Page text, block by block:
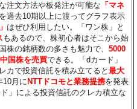
注文方法や板発注が可能な 「マネ
過去10期以上に渡ってグラフ表示
はぜひ利用したい。「ワン株」と
もあるので、株初心者はそこから始
株の銘柄数の多さも魅力で、5000
国株を売買できる。「dカード」
カで投資信託を積み立てると最大
10月に NTTドコモと業務提携を発表
」による投資信託のクレカ積立な